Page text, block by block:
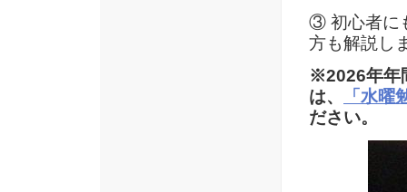
③ 初心者に
方も解説し
※2026年年
は、
「水
ださい。